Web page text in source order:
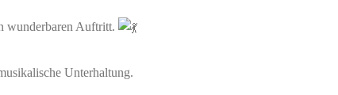
wunderbaren Auftritt.
Unterhaltung.